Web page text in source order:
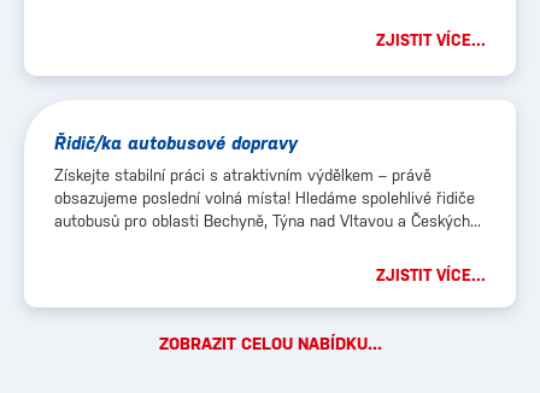
ZJISTIT VÍCE...
Řidič/ka autobusové dopravy
Získejte stabilní práci s atraktivním výdělkem – právě
obsazujeme poslední volná místa! Hledáme spolehlivé řidiče
autobusů pro oblasti Bechyně, Týna nad Vltavou a Českých...
ZJISTIT VÍCE...
ZOBRAZIT CELOU NABÍDKU...